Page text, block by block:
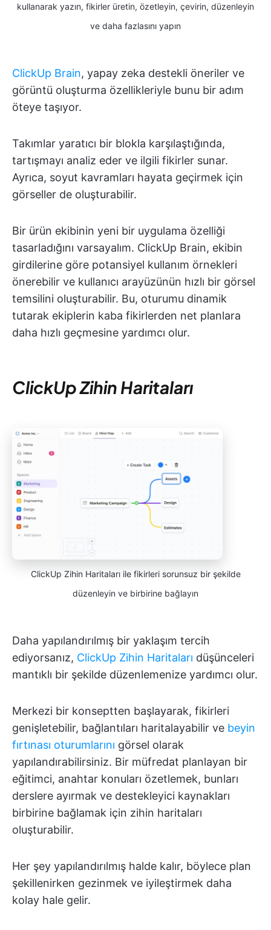
kullanarak yazın, fikirler üretin, özetleyin, çevirin, düzenleyin
ve daha fazlasını yapın
ClickUp Brain, yapay zeka destekli öneriler ve
görüntü oluşturma özellikleriyle bunu bir adım
öteye taşıyor.
Takımlar yaratıcı bir blokla karşılaştığında,
tartışmayı analiz eder ve ilgili fikirler sunar.
Ayrıca, soyut kavramları hayata geçirmek için
görseller de oluşturabilir.
Bir ürün ekibinin yeni bir uygulama özelliği
tasarladığını varsayalım. ClickUp Brain, ekibin
girdilerine göre potansiyel kullanım örnekleri
önerebilir ve kullanıcı arayüzünün hızlı bir görsel
temsilini oluşturabilir. Bu, oturumu dinamik
tutarak ekiplerin kaba fikirlerden net planlara
daha hızlı geçmesine yardımcı olur.
ClickUp Zihin Haritaları
ClickUp Zihin Haritaları ile fikirleri sorunsuz bir şekilde
düzenleyin ve birbirine bağlayın
Daha yapılandırılmış bir yaklaşım tercih
ediyorsanız, ClickUp Zihin Haritaları düşünceleri
mantıklı bir şekilde düzenlemenize yardımcı olur.
Merkezi bir konseptten başlayarak, fikirleri
genişletebilir, bağlantıları haritalayabilir ve beyin
fırtınası oturumlarını görsel olarak
yapılandırabilirsiniz. Bir müfredat planlayan bir
eğitimci, anahtar konuları özetlemek, bunları
derslere ayırmak ve destekleyici kaynakları
birbirine bağlamak için zihin haritaları
oluşturabilir.
Her şey yapılandırılmış halde kalır, böylece plan
şekillenirken gezinmek ve iyileştirmek daha
kolay hale gelir.